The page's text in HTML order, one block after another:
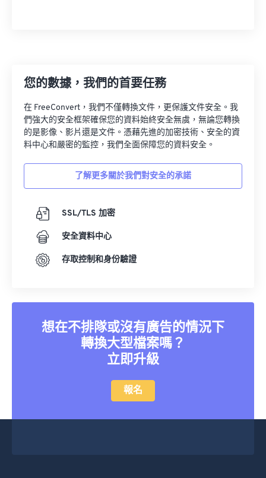
您的數據，我們的首要任務
在 FreeConvert，我們不僅轉換文件，更保護文件安全。我
們強大的安全框架確保您的資料始終安全無虞，無論您轉換
的是影像、影片還是文件。憑藉先進的加密技術、安全的資
料中心和嚴密的監控，我們全面保障您的資料安全。
了解更多關於我們對安全的承諾
SSL/TLS 加密
安全資料中心
存取控制和身份驗證
想在不排隊或沒有廣告的情況下
轉換大型檔案嗎？
立即升級
報名